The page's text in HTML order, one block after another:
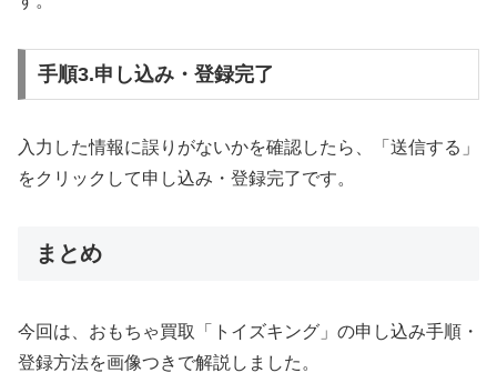
手順3.申し込み・登録完了
入力した情報に誤りがないかを確認したら、「送信する」
をクリックして申し込み・登録完了です。
まとめ
今回は、おもちゃ買取「トイズキング」の申し込み手順・
登録方法を画像つきで解説しました。